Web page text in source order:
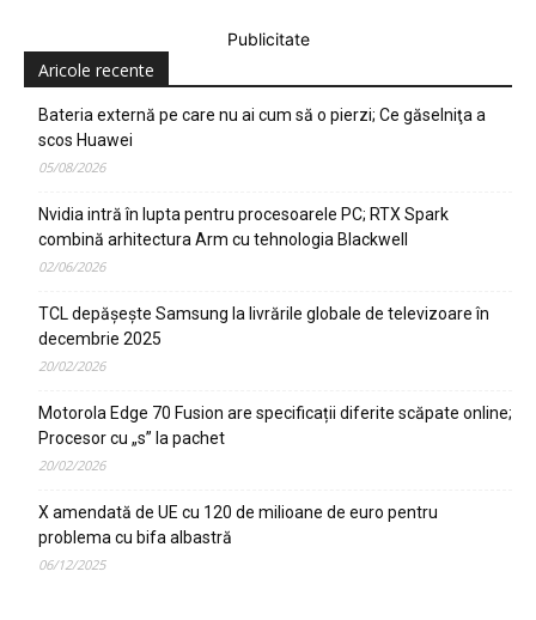
Publicitate
Aricole recente
Bateria externă pe care nu ai cum să o pierzi; Ce găselniţa a
scos Huawei
05/08/2026
Nvidia intră în lupta pentru procesoarele PC; RTX Spark
combină arhitectura Arm cu tehnologia Blackwell
02/06/2026
TCL depășește Samsung la livrările globale de televizoare în
decembrie 2025
20/02/2026
Motorola Edge 70 Fusion are specificații diferite scăpate online;
Procesor cu „s” la pachet
20/02/2026
X amendată de UE cu 120 de milioane de euro pentru
problema cu bifa albastră
06/12/2025